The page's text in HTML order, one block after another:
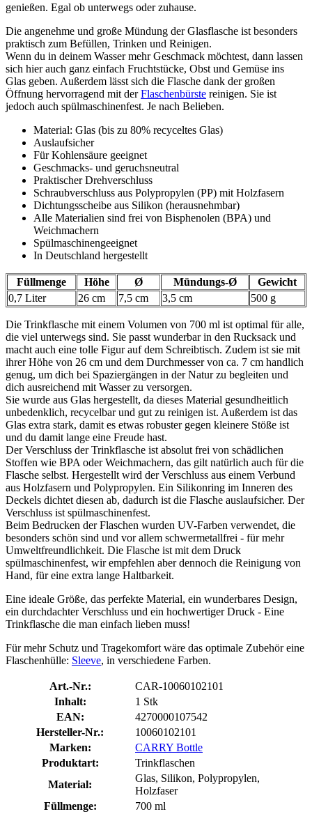
genießen. Egal ob unterwegs oder zuhause.
Die angenehme und große Mündung der Glasflasche ist besonders
praktisch zum Befüllen, Trinken und Reinigen.
Wenn du in deinem Wasser mehr Geschmack möchtest, dann lassen
sich hier auch ganz einfach Fruchtstücke, Obst und Gemüse ins
Glas geben. Außerdem lässt sich die Flasche dank der großen
Öffnung hervorragend mit derFlaschenbürste reinigen. Sie ist
jedoch auch spülmaschinenfest. Je nach Belieben.
Material: Glas (bis zu 80% recyceltes Glas)
Auslaufsicher
Für Kohlensäure geeignet
Geschmacks- und geruchsneutral
Praktischer Drehverschluss
Schraubverschluss aus Polypropylen (PP) mit Holzfasern
Dichtungsscheibe aus Silikon (herausnehmbar)
Alle Materialien sind frei von Bisphenolen (BPA) und
Weichmachern
Spülmaschinengeeignet
In Deutschland hergestellt
Füllmenge Höhe Ø Mündungs-Ø
Gewicht
0,7 Liter
26 cm 7,5 cm 3,5 cm 500 g
Die Trinkflasche mit einem Volumen von 700 ml ist optimal für alle,
die viel unterwegs sind. Sie passt wunderbar in den Rucksack und
macht auch eine tolle Figur auf dem Schreibtisch. Zudem ist sie mit
ihrer Höhe von 26 cm und dem Durchmesser von ca. 7 cm handlich
genug, um dich bei Spaziergängen in der Natur zu begleiten und
dich ausreichend mit Wasser zu versorgen.
Sie wurde aus Glas hergestellt, da dieses Material gesundheitlich
unbedenklich, recycelbar und gut zu reinigen ist. Außerdem ist das
Glas extra stark, damit es etwas robuster gegen kleinere Stöße ist
und du damit lange eine Freude hast.
Der Verschluss der Trinkflasche ist absolut frei von schädlichen
Stoffen wie BPA oder Weichmachern, das gilt natürlich auch für die
Flasche selbst. Hergestellt wird der Verschluss aus einem Verbund
aus Holzfasern und Polypropylen. Ein Silikonring im Inneren des
Deckels dichtet diesen ab, dadurch ist die Flasche auslaufsicher. Der
Verschluss ist spülmaschinenfest.
Beim Bedrucken der Flaschen wurden UV-Farben verwendet, die
besonders schön sind und vor allem schwermetallfrei - für mehr
Umweltfreundlichkeit. Die Flasche ist mit dem Druck
spülmaschinenfest, wir empfehlen aber dennoch die Reinigung von
Hand, für eine extra lange Haltbarkeit.
Eine ideale Größe, das perfekte Material, ein wunderbares Design,
ein durchdachter Verschluss und ein hochwertiger Druck - Eine
Trinkflasche die man einfach lieben muss!
Für mehr Schutz und Tragekomfort wäre das optimale Zubehör eine
Flaschenhülle: Sleeve, in verschiedene Farben.
Art.-Nr.:
CAR-10060102101
Inhalt:
1 Stk
EAN:
4270000107542
Hersteller-Nr.:
10060102101
Marken:
CARRY Bottle
Produktart:
Trinkflaschen
Material:
Glas, Silikon, Polypropylen,
Holzfaser
Füllmenge:
700 ml